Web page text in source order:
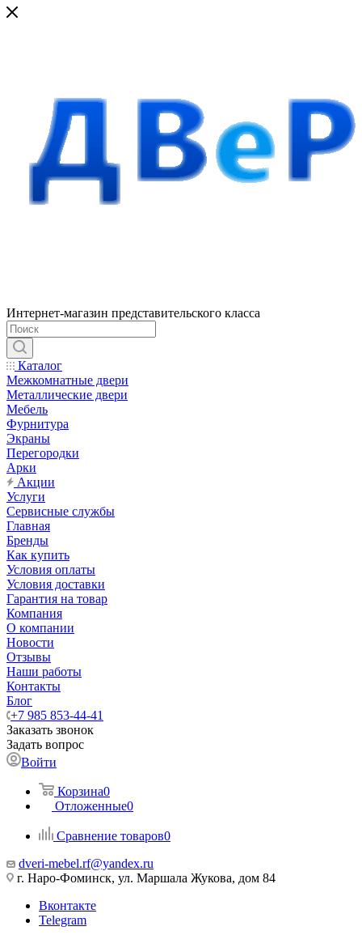
Интернет-магазин представительского класса
Каталог
Межкомнатные двери
Металлические двери
Мебель
Фурнитура
Экраны
Перегородки
Арки
Акции
Услуги
Сервисные службы
Главная
Бренды
Как купить
Условия оплаты
Условия доставки
Гарантия на товар
Компания
О компании
Новости
Отзывы
Наши работы
Контакты
Блог
+7 985 853-44-41
Заказать звонок
Задать вопрос
Войти
Корзина0
Отложенные0
Сравнение товаров0
dveri-mebel.rf@yandex.ru
г. Наро-Фоминск, ул. Маршала Жукова, дом 84
Вконтакте
Telegram